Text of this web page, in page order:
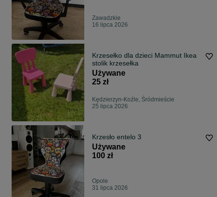
Zawadzkie
16 lipca 2026
Krzesełko dla dzieci Mammut Ikea
stolik krzesełka
Używane
25 zł
Kędzierzyn-Koźle, Śródmieście
25 lipca 2026
Krzesło entelo 3
Używane
100 zł
Opole
31 lipca 2026